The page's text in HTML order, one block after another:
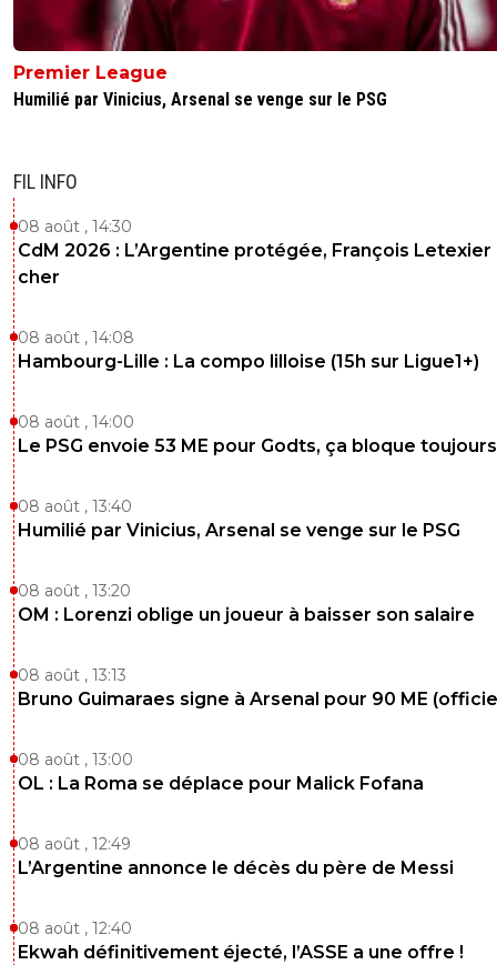
Premier League
Humilié par Vinicius, Arsenal se venge sur le PSG
FIL INFO
08 août , 14:30
CdM 2026 : L’Argentine protégée, François Letexier
cher
08 août , 14:08
Hambourg-Lille : La compo lilloise (15h sur Ligue1+)
08 août , 14:00
Le PSG envoie 53 ME pour Godts, ça bloque toujours
08 août , 13:40
Humilié par Vinicius, Arsenal se venge sur le PSG
08 août , 13:20
OM : Lorenzi oblige un joueur à baisser son salaire
08 août , 13:13
Bruno Guimaraes signe à Arsenal pour 90 ME
08 août , 13:00
OL : La Roma se déplace pour Malick Fofana
08 août , 12:49
L’Argentine annonce le décès du père de Messi
08 août , 12:40
Ekwah définitivement éjecté, l’ASSE a une offre !